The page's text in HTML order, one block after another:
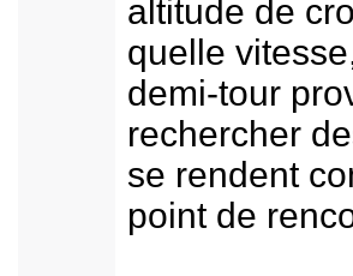
altitude de
quelle
demi-tour
rechercher
se rendent
point de